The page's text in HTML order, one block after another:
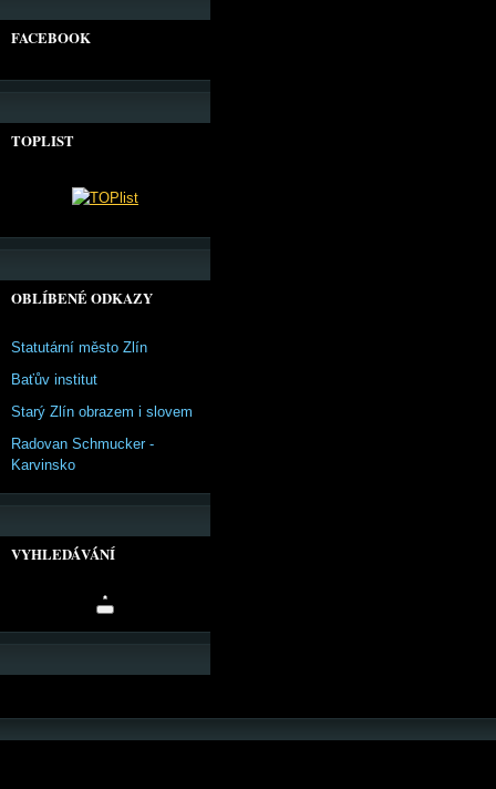
FACEBOOK
TOPLIST
OBLÍBENÉ ODKAZY
Statutární město Zlín
Baťův institut
Starý Zlín obrazem i slovem
Radovan Schmucker -
Karvinsko
VYHLEDÁVÁNÍ